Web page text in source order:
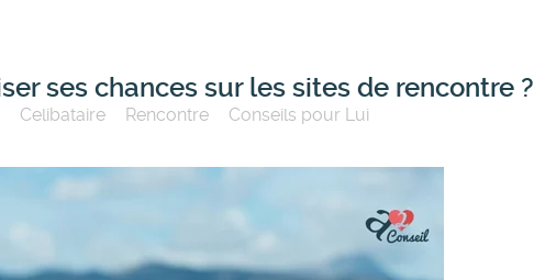
ses chances sur les sites de rencontre ?
Celibataire Rencontre Conseils pour Lui